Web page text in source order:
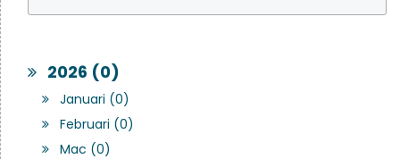
2026 (0)
Januari (0)
Februari (0)
Mac (0)